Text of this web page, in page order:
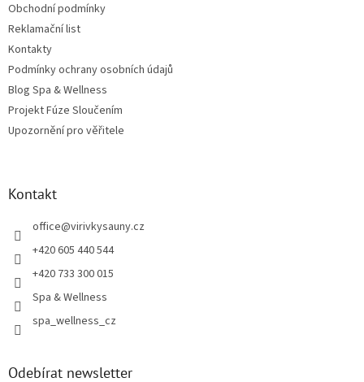
Obchodní podmínky
Reklamační list
Kontakty
Podmínky ochrany osobních údajů
Blog Spa & Wellness
Projekt Fúze Sloučením
Upozornění pro věřitele
Kontakt
office@virivkysauny.cz
+420 605 440 544
+420 733 300 015
Spa & Wellness
spa_wellness_cz
Odebírat newsletter